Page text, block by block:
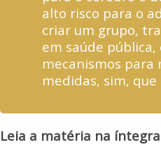
alto risco para o
criar um grupo,
em saúde
mecanismos
medidas, sim,
Leia a matéria na